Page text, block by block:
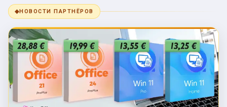
◆НОВОСТИ ПАРТНЁРОВ